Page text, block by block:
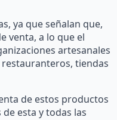
ya que señalan que,
venta, a lo que el
artesanales
tiendas
de estos productos
esta y todas las